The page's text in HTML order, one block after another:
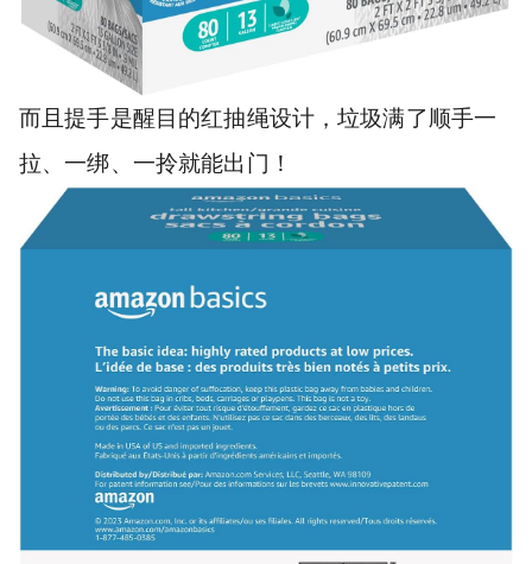
而且提手是醒目的红抽绳设计，垃圾满了顺手一
拉、一绑、一拎就能出门！